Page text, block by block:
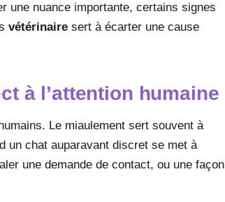
une nuance importante, certains signes
vétérinaire sert à écarter une cause
à l’attention humaine
Le miaulement sert souvent à
un chat auparavant discret se met à
une demande de contact, ou une façon